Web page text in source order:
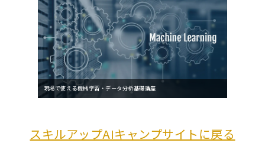
現場で使える機械学習・データ分析基礎講座
スキルアップAIキャンプサイトに戻る